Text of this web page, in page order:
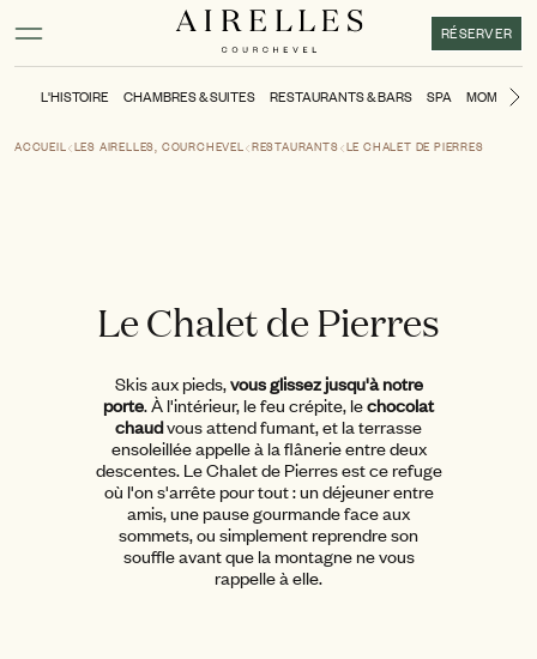
Activer le mode contraste élevé
RÉSERVER
L'HISTOIRE CHAMBRES & SUITES RESTAURANTS & BARS SPA MOMENTS
ACCUEIL LES AIRELLES, COURCHEVEL RESTAURANTS LE CHALET DE PIERRES
Le Chalet de Pierres
Skis aux pieds,vous glissez jusqu'à notre
porte. À l'intérieur, le feu crépite, lechocolat
chaudvous attend fumant, et la terrasse
ensoleillée appelle à la flânerie entre deux
descentes. Le Chalet de Pierres est ce refuge
où l'on s'arrête pour tout : un déjeuner entre
amis, une pause gourmande face aux
sommets, ou simplement reprendre son
souffle avant que la montagne ne vous
rappelle à elle.